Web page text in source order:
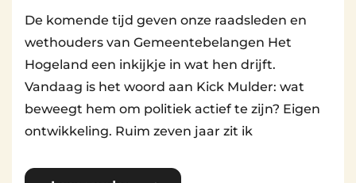
De komende tijd geven onze raadsleden en
wethouders van Gemeentebelangen Het
Hogeland een inkijkje in wat hen drijft.
Vandaag is het woord aan Kick Mulder: wat
beweegt hem om politiek actief te zijn? Eigen
ontwikkeling. Ruim zeven jaar zit ik